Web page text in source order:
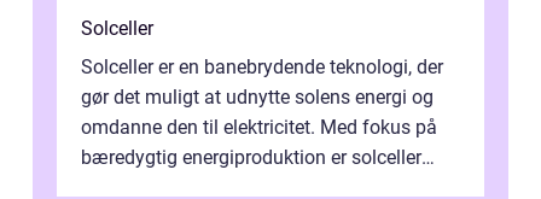
Solceller
Solceller er en banebrydende teknologi, der
gør det muligt at udnytte solens energi og
omdanne den til elektricitet. Med fokus på
bæredygtig energiproduktion er solceller